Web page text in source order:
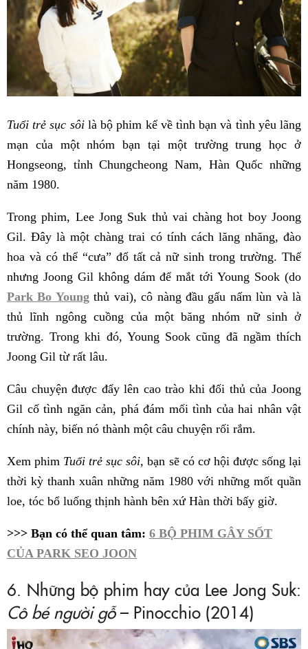
Tuổi trẻ sục sôilà bộ phim kể về tình bạn và tình yêu lãng
mạn của một nhóm bạn tại một trường trung học ở
Hongseong, tỉnh Chungcheong Nam, Hàn Quốc những
năm 1980.
Trong phim, Lee Jong Suk thủ vai chàng hot boy Joong
Gil. Đây là một chàng trai có tính cách lăng nhăng, đào
hoa và có thể “cưa” đổ tất cả nữ sinh trong trường. Thế
nhưng Joong Gil không dám để mắt tới Young Sook (do
Park Bo Youngthủ vai), cô nàng đầu gấu nấm lùn và là
thủ lĩnh ngông cuồng của một băng nhóm nữ sinh ở
trường. Trong khi đó, Young Sook cũng đã ngầm thích
Joong Gil từ rất lâu.
Câu chuyện được đẩy lên cao trào khi đối thủ của Joong
Gil cố tình ngăn cản, phá đám mối tình của hai nhân vật
chính này, biến nó thành một câu chuyện rối rắm.
Xem phim Tuổi trẻ sục sôi, bạn sẽ có cơ hội được sống lại
thời kỳ thanh xuân những năm 1980 với những mốt quần
loe, tóc bổ luống thịnh hành bên xứ Hàn thời bấy giờ.
>>> Bạn có thể quan tâm: 6 BỘ PHIM GÂY SỐT
CỦA PARK SEO JOON
6. Những bộ phim hay của Lee Jong Suk:
Cô bé người gỗ– Pinocchio (2014)